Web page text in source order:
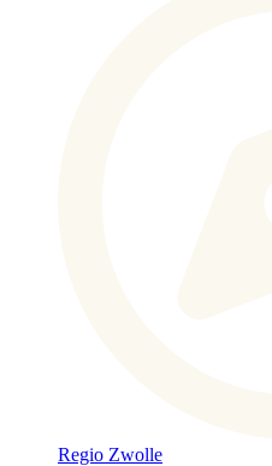
Regio Zwolle